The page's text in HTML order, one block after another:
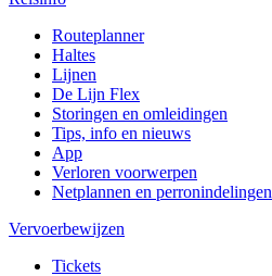
Routeplanner
Haltes
Lijnen
De Lijn Flex
Storingen en omleidingen
Tips, info en nieuws
App
Verloren voorwerpen
Netplannen en perronindelingen
Vervoerbewijzen
Tickets